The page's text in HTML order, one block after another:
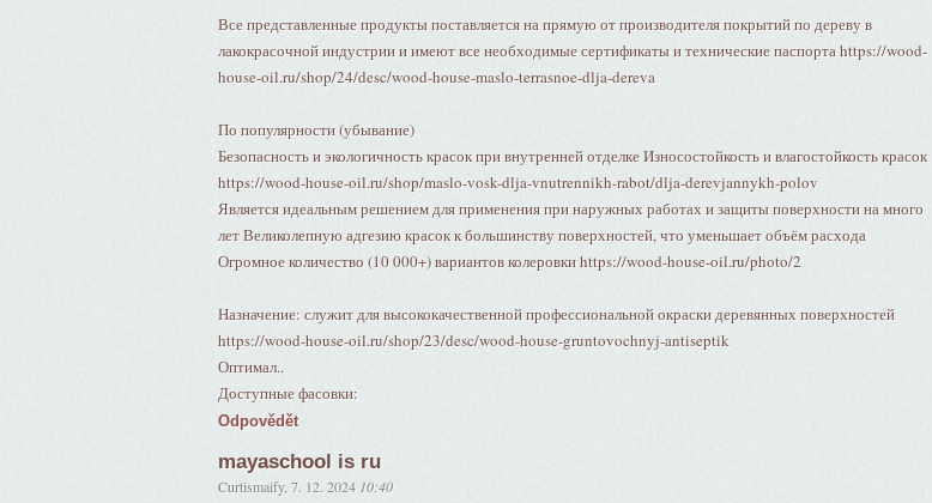
Все представленные продукты поставляется на прямую от производителя покрытий по дереву в
лакокрасочной индустрии и имеют все необходимые сертификаты и технические паспорта https://wood-
house-oil.ru/shop/24/desc/wood-house-maslo-terrasnoe-dlja-dereva
По популярности (убывание)
Безопасность и экологичность красок при внутренней отделке Износостойкость и влагостойкость красок
https://wood-house-oil.ru/shop/maslo-vosk-dlja-vnutrennikh-rabot/dlja-derevjannykh-polov
Является идеальным решением для применения при наружных работах и защиты поверхности на много
лет Великолепную адгезию красок к большинству поверхностей, что уменьшает объём расхода
Огромное количество (10 000+) вариантов колеровки https://wood-house-oil.ru/photo/2
Назначение: служит для высококачественной профессиональной окраски деревянных поверхностей
https://wood-house-oil.ru/shop/23/desc/wood-house-gruntovochnyj-antiseptik
Оптимал..
Доступные фасовки:
Odpovědět
mayaschool is ru
Curtismaify, 7. 12. 2024 10:40